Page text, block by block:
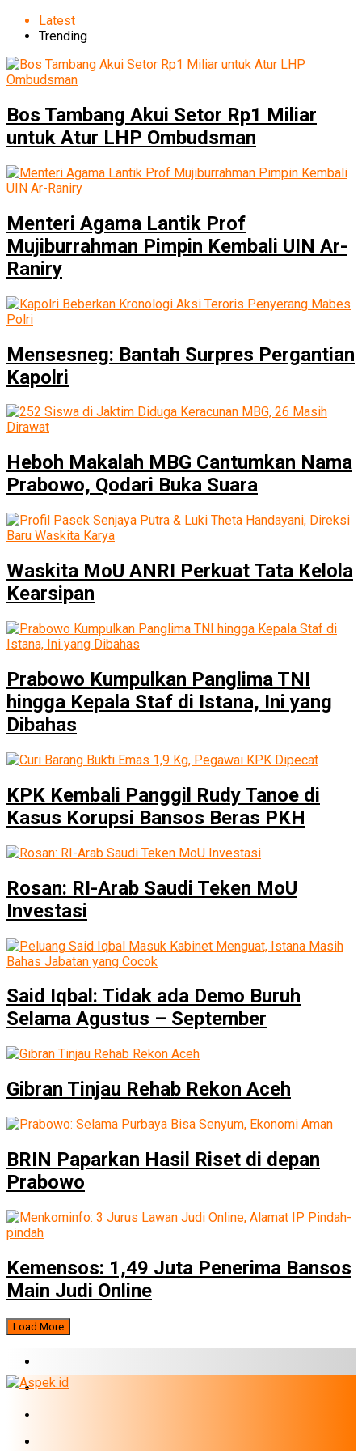
Latest
Trending
Bos Tambang Akui Setor Rp1 Miliar
untuk Atur LHP Ombudsman
Menteri Agama Lantik Prof
Mujiburrahman Pimpin Kembali UIN Ar-
Raniry
Mensesneg: Bantah Surpres Pergantian
Kapolri
Heboh Makalah MBG Cantumkan Nama
Prabowo, Qodari Buka Suara
Waskita MoU ANRI Perkuat Tata Kelola
Kearsipan
Prabowo Kumpulkan Panglima TNI
hingga Kepala Staf di Istana, Ini yang
Dibahas
KPK Kembali Panggil Rudy Tanoe di
Kasus Korupsi Bansos Beras PKH
Rosan: RI-Arab Saudi Teken MoU
Investasi
Said Iqbal: Tidak ada Demo Buruh
Selama Agustus – September
Gibran Tinjau Rehab Rekon Aceh
BRIN Paparkan Hasil Riset di depan
Prabowo
Kemensos: 1,49 Juta Penerima Bansos
Main Judi Online
Load More
BUMN